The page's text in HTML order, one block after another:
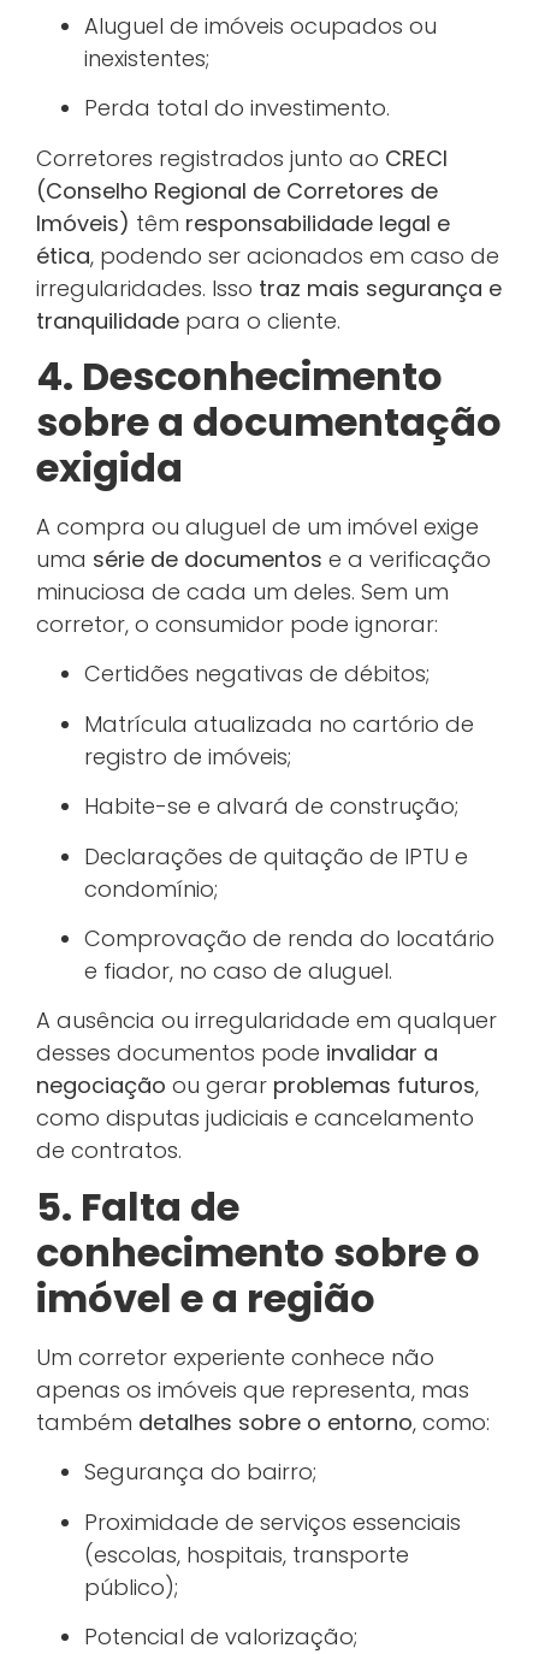
Aluguel de imóveis ocupados ou
inexistentes;
Perda total do investimento.
Corretores registrados junto ao CRECI
(Conselho Regional de Corretores de
Imóveis) têm responsabilidade legal e
ética, podendo ser acionados em caso de
irregularidades. Isso traz mais segurança e
tranquilidade para o cliente.
4. Desconhecimento
sobre a documentação
exigida
A compra ou aluguel de um imóvel exige
uma série de documentos e a verificação
minuciosa de cada um deles. Sem um
corretor, o consumidor pode ignorar:
Certidões negativas de débitos;
Matrícula atualizada no cartório de
registro de imóveis;
Habite-se e alvará de construção;
Declarações de quitação de IPTU e
condomínio;
Comprovação de renda do locatário
e fiador, no caso de aluguel.
A ausência ou irregularidade em qualquer
desses documentos pode invalidar a
negociação ou gerar problemas futuros,
como disputas judiciais e cancelamento
de contratos.
5. Falta de
conhecimento sobre o
imóvel e a região
Um corretor experiente conhece não
apenas os imóveis que representa, mas
também detalhes sobre o entorno, como:
Segurança do bairro;
Proximidade de serviços essenciais
(escolas, hospitais, transporte
público);
Potencial de valorização;